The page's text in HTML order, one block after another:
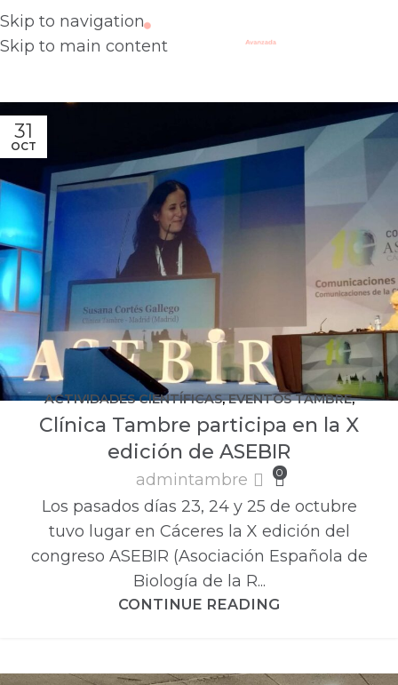
Skip to navigation
Skip to main content
31
OCT
ACTIVIDADES CIENTÍFICAS,EVENTOS TAMBRE,
ÚLTIMAS NOTICIAS
Clínica Tambre participa en la X
edición de ASEBIR
admintambre 0
Los pasados días 23, 24 y 25 de octubre
tuvo lugar en Cáceres la X edición del
congreso ASEBIR (Asociación Española de
Biología de la R...
CONTINUE READING